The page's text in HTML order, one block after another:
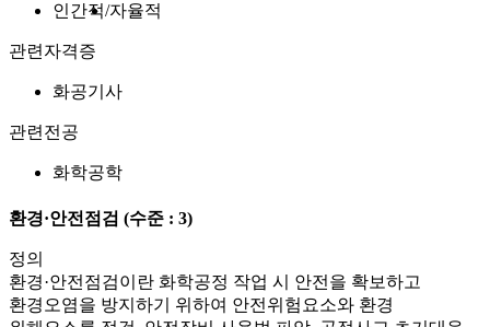
인간적 자율적
관련자격증
화공기사
관련전공
화학공학
환경·안전점검 (수준 : 3)
정의
환경·안전점검이란 화학공정 작업 시 안전을 확보하고
환경오염을 방지하기 위하여 안전위험요소와 환경